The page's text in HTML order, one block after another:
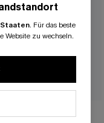
. Für das beste
Website zu wechseln.